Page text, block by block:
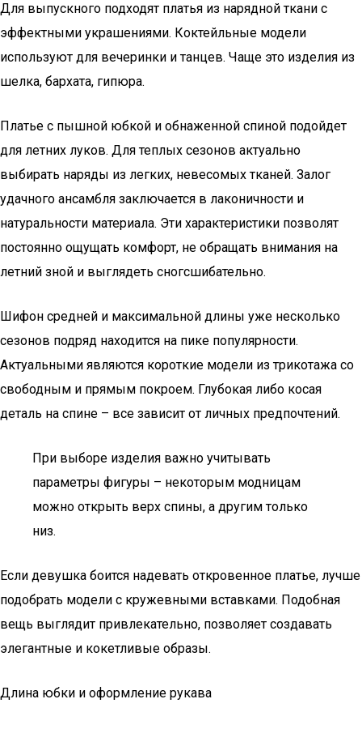
Для выпускного подходят платья из нарядной ткани с
эффектными украшениями. Коктейльные модели
используют для вечеринки и танцев. Чаще это изделия из
шелка, бархата, гипюра.
Платье с пышной юбкой и обнаженной спиной подойдет
для летних луков. Для теплых сезонов актуально
выбирать наряды из легких, невесомых тканей. Залог
удачного ансамбля заключается в лаконичности и
натуральности материала. Эти характеристики позволят
постоянно ощущать комфорт, не обращать внимания на
летний зной и выглядеть сногсшибательно.
Шифон средней и максимальной длины уже несколько
сезонов подряд находится на пике популярности.
Актуальными являются короткие модели из трикотажа со
свободным и прямым покроем. Глубокая либо косая
деталь на спине – все зависит от личных предпочтений.
При выборе изделия важно учитывать
параметры фигуры – некоторым модницам
можно открыть верх спины, а другим только
низ.
Если девушка боится надевать откровенное платье, лучше
подобрать модели с кружевными вставками. Подобная
вещь выглядит привлекательно, позволяет создавать
элегантные и кокетливые образы.
Длина юбки и оформление рукава